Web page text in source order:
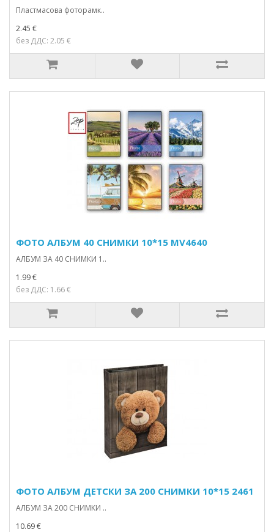
Пластмасова фоторамк..
2.45 €
без ДДС: 2.05 €
ФОТО АЛБУМ 40 СНИМКИ 10*15 MV4640
АЛБУМ ЗА 40 СНИМКИ 1..
1.99 €
без ДДС: 1.66 €
ФОТО АЛБУМ ДЕТСКИ ЗА 200 СНИМКИ 10*15 2461
АЛБУМ ЗА 200 СНИМКИ ..
10.69 €